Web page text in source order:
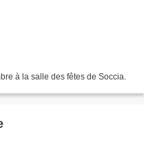
à la salle des fêtes de Soccia.